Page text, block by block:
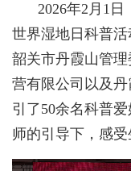
2026年2月1日
世界湿地日科普
韶关市丹霞山管
营有限公司以及
引了50余名科普
师的引导下，感受